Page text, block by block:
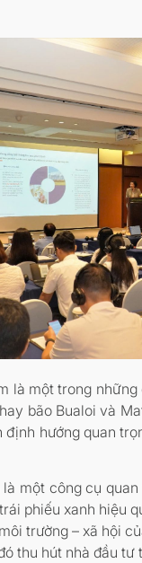
là một trong
bão Bualoi và
hướng quan
một công cụ
phiếu xanh hiệu
trường – xã hội
thu hút nhà đầu tư